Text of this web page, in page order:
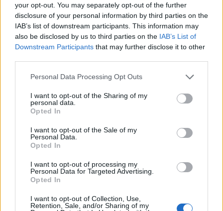
your opt-out. You may separately opt-out of the further
disclosure of your personal information by third parties on the
IAB’s list of downstream participants. This information may
also be disclosed by us to third parties on the IAB’s List of
Downstream Participants that may further disclose it to other
Personal Data Processing Opt Outs
I want to opt-out of the Sharing of my
personal data.
Opted In
I want to opt-out of the Sale of my
Personal Data.
Opted In
I want to opt-out of processing my
Personal Data for Targeted Advertising.
Opted In
I want to opt-out of Collection, Use,
Retention, Sale, and/or Sharing of my
Commenti
Accedioregistratiper commentare questo
L'email è richiesta ma non verrà mostrata ai visitatori. Il contenuto di questo
di VareseNews.it, che rimane autonoma e indipendente. I messaggi inclusi nei
commenti non sono testi giornalistici, ma post inviati dai singoli lettori che
possono essere automaticamente pubblicati senza filtro preventivo. I commenti
che includano uno o più link a siti esterni verranno rimossi in automatico dal